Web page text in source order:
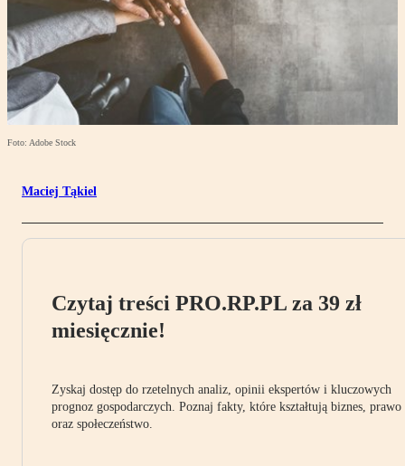
Foto: Adobe Stock
Maciej Tąkiel
Czytaj treści PRO.RP.PL za 39 zł
miesięcznie!
Zyskaj dostęp do rzetelnych analiz, opinii ekspertów i kluczowych
prognoz gospodarczych. Poznaj fakty, które kształtują biznes, prawo
oraz społeczeństwo.